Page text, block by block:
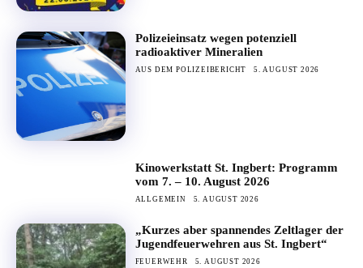
Polizeieinsatz wegen potenziell
radioaktiver Mineralien
AUS DEM POLIZEIBERICHT 5. AUGUST 2026
Kinowerkstatt St. Ingbert: Programm
vom 7. – 10. August 2026
ALLGEMEIN 5. AUGUST 2026
„Kurzes aber spannendes Zeltlager der
Jugendfeuerwehren aus St. Ingbert“
FEUERWEHR 5. AUGUST 2026